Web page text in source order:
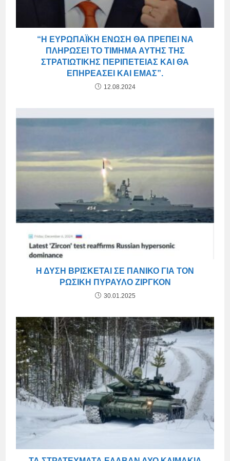
“Η ΕΥΡΩΠΑΪΚΉ ΈΝΩΣΗ ΘΑ ΠΡΈΠΕΙ ΝΑ
ΠΛΗΡΏΣΕΙ ΤΟ ΤΊΜΗΜΑ ΑΥΤΉΣ ΤΗΣ
ΣΤΡΑΤΙΩΤΙΚΉΣ ΠΕΡΙΠΈΤΕΙΑΣ ΚΑΙ ΘΑ
ΕΠΗΡΕΆΣΕΙ ΚΑΙ ΕΜΆΣ”.
12.08.2024
Η ΔΎΣΗ ΒΡΊΣΚΕΤΑΙ ΣΕ ΠΑΝΙΚΌ ΓΙΑ ΤΟΝ
ΡΩΣΙΚΉ ΠΎΡΑΥΛΟ ΖΙΡΓΚΌΝ
30.01.2025